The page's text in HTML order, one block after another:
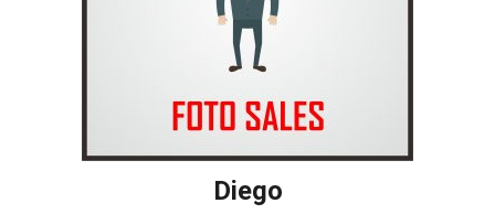
Diego